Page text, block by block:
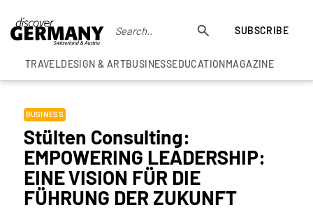
SUBSCRIBE
TRAVELDESIGN & ARTBUSINESSEDUCATIONMAGAZINE
BUSINESS
Stülten Consulting:
EMPOWERING LEADERSHIP:
EINE VISION FÜR DIE
FÜHRUNG DER ZUKUNFT